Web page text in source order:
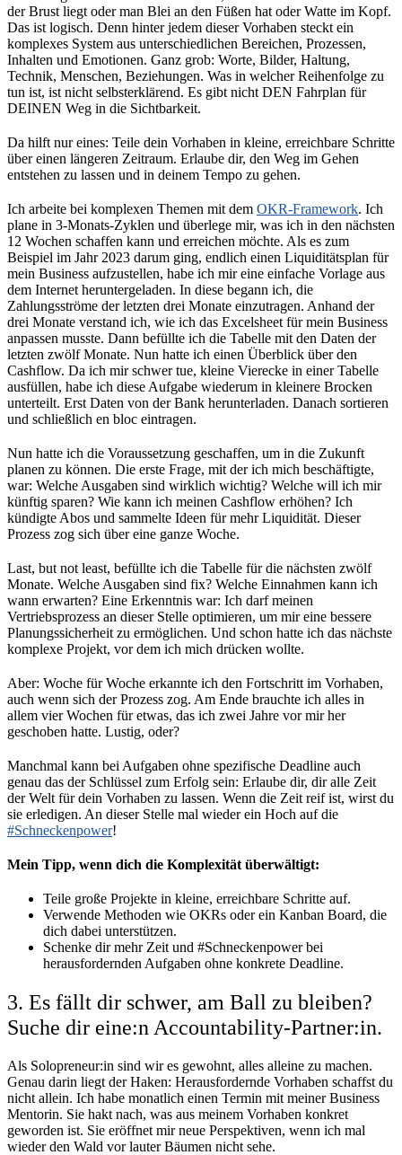
der Brust liegt oder man Blei an den Füßen hat oder Watte im Kopf.
Das ist logisch. Denn hinter jedem dieser Vorhaben steckt ein
komplexes System aus unterschiedlichen Bereichen, Prozessen,
Inhalten und Emotionen. Ganz grob: Worte, Bilder, Haltung,
Technik, Menschen, Beziehungen. Was in welcher Reihenfolge zu
tun ist, ist nicht selbsterklärend. Es gibt nicht DEN Fahrplan für
DEINEN Weg in die Sichtbarkeit.
Da hilft nur eines: Teile dein Vorhaben in kleine, erreichbare Schritte
über einen längeren Zeitraum. Erlaube dir, den Weg im Gehen
entstehen zu lassen und in deinem Tempo zu gehen.
Ich arbeite bei komplexen Themen mit dem OKR-Framework. Ich
plane in 3-Monats-Zyklen und überlege mir, was ich in den nächsten
12 Wochen schaffen kann und erreichen möchte. Als es zum
Beispiel im Jahr 2023 darum ging, endlich einen Liquiditätsplan für
mein Business aufzustellen, habe ich mir eine einfache Vorlage aus
dem Internet heruntergeladen. In diese begann ich, die
Zahlungsströme der letzten drei Monate einzutragen. Anhand der
drei Monate verstand ich, wie ich das Excelsheet für mein Business
anpassen musste. Dann befüllte ich die Tabelle mit den Daten der
letzten zwölf Monate. Nun hatte ich einen Überblick über den
Cashflow. Da ich mir schwer tue, kleine Vierecke in einer Tabelle
ausfüllen, habe ich diese Aufgabe wiederum in kleinere Brocken
unterteilt. Erst Daten von der Bank herunterladen. Danach sortieren
und schließlich en bloc eintragen.
Nun hatte ich die Voraussetzung geschaffen, um in die Zukunft
planen zu können. Die erste Frage, mit der ich mich beschäftigte,
war: Welche Ausgaben sind wirklich wichtig? Welche will ich mir
künftig sparen? Wie kann ich meinen Cashflow erhöhen? Ich
kündigte Abos und sammelte Ideen für mehr Liquidität. Dieser
Prozess zog sich über eine ganze Woche.
Last, but not least, befüllte ich die Tabelle für die nächsten zwölf
Monate. Welche Ausgaben sind fix? Welche Einnahmen kann ich
wann erwarten? Eine Erkenntnis war: Ich darf meinen
Vertriebsprozess an dieser Stelle optimieren, um mir eine bessere
Planungssicherheit zu ermöglichen. Und schon hatte ich das nächste
komplexe Projekt, vor dem ich mich drücken wollte.
Aber: Woche für Woche erkannte ich den Fortschritt im Vorhaben,
auch wenn sich der Prozess zog. Am Ende brauchte ich alles in
allem vier Wochen für etwas, das ich zwei Jahre vor mir her
geschoben hatte. Lustig, oder?
Manchmal kann bei Aufgaben ohne spezifische Deadline auch
genau das der Schlüssel zum Erfolg sein: Erlaube dir, dir alle Zeit
der Welt für dein Vorhaben zu lassen. Wenn die Zeit reif ist, wirst du
sie erledigen. An dieser Stelle mal wieder ein Hoch auf die
#Schneckenpower!
Mein Tipp, wenn dich die Komplexität überwältigt:
Teile große Projekte in kleine, erreichbare Schritte auf.
Verwende Methoden wie OKRs oder ein Kanban Board, die
dich dabei unterstützen.
Schenke dir mehr Zeit und #Schneckenpower bei
herausfordernden Aufgaben ohne konkrete Deadline.
3. Es fällt dir schwer, am Ball zu bleiben?
Suche dir eine:n Accountability-Partner:in.
Als Solopreneur:in sind wir es gewohnt, alles alleine zu machen.
Genau darin liegt der Haken: Herausfordernde Vorhaben schaffst du
nicht allein. Ich habe monatlich einen Termin mit meiner Business
Mentorin. Sie hakt nach, was aus meinem Vorhaben konkret
geworden ist. Sie eröffnet mir neue Perspektiven, wenn ich mal
wieder den Wald vor lauter Bäumen nicht sehe.